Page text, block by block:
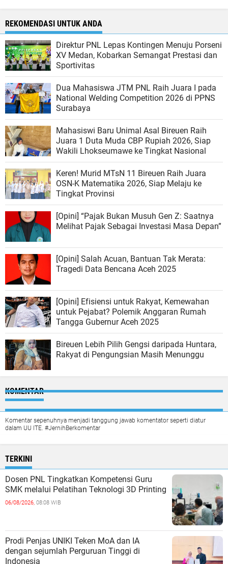
REKOMENDASI UNTUK ANDA
Direktur PNL Lepas Kontingen Menuju Porseni
XV Medan, Kobarkan Semangat Prestasi dan
Sportivitas
Dua Mahasiswa JTM PNL Raih Juara I pada
National Welding Competition 2026 di PPNS
Surabaya
Mahasiswi Baru Unimal Asal Bireuen Raih
Juara 1 Duta Muda CBP Rupiah 2026, Siap
Wakili Lhokseumawe ke Tingkat Nasional
Keren! Murid MTsN 11 Bireuen Raih Juara
OSN-K Matematika 2026, Siap Melaju ke
Tingkat Provinsi
[Opini] “Pajak Bukan Musuh Gen Z: Saatnya
Melihat Pajak Sebagai Investasi Masa Depan”
[Opini] Salah Acuan, Bantuan Tak Merata:
Tragedi Data Bencana Aceh 2025
[Opini] Efisiensi untuk Rakyat, Kemewahan
untuk Pejabat? Polemik Anggaran Rumah
Tangga Gubernur Aceh 2025
Bireuen Lebih Pilih Gengsi daripada Huntara,
Rakyat di Pengungsian Masih Menunggu
KOMENTAR
Komentar sepenuhnya menjadi tanggung jawab komentator seperti diatur
dalam UU ITE. #JernihBerkomentar
TERKINI
Dosen PNL Tingkatkan Kompetensi Guru
SMK melalui Pelatihan Teknologi 3D Printing
06/08/2026, 08:08 WIB
Prodi Penjas UNIKI Teken MoA dan IA
dengan sejumlah Perguruan Tinggi di
Indonesia